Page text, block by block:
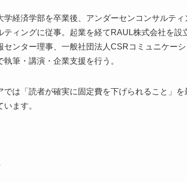
学経済学部を卒業後、アンダーセンコンサルテ
ティングに従事。起業を経てRAUL株式会社を
センター理事、一般社団法人CSRコミュニケー
執筆・講演・企業支援を行う。
では「読者が確実に固定費を下げられること」
います。